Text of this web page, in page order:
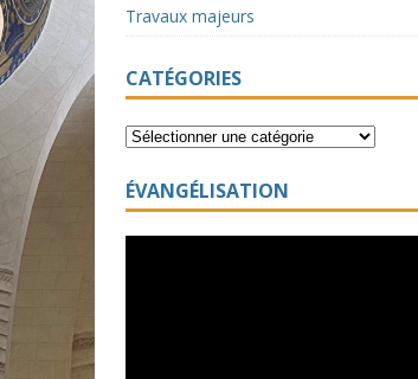
Travaux majeurs
CATÉGORIES
ÉVANGÉLISATION